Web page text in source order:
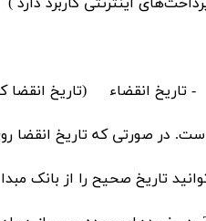
تاریخ انقضاء (تاریخ انقضا
در صورتی که تاریخ انقضا
تاریخ صحیح را از بانک